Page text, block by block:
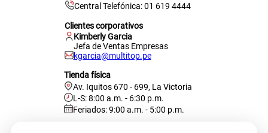
Central Telefónica: 01 619 4444
Clientes corporativos
Kimberly Garcia
Jefa de Ventas Empresas
kgarcia@multitop.pe
Tienda física
Av. Iquitos 670 - 699, La Victoria
L-S: 8:00 a.m. - 6:30 p.m.
Feriados: 9:00 a.m. - 5:00 p.m.